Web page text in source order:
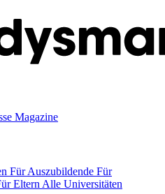
Magazine
Für Auszubildende Für
Eltern Alle Universitäten